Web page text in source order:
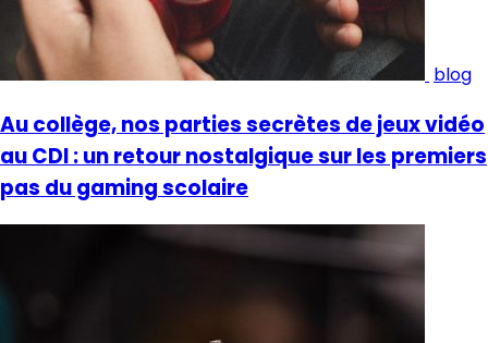
blog
Au collège, nos parties secrètes de jeux vidéo
au CDI : un retour nostalgique sur les premiers
pas du gaming scolaire